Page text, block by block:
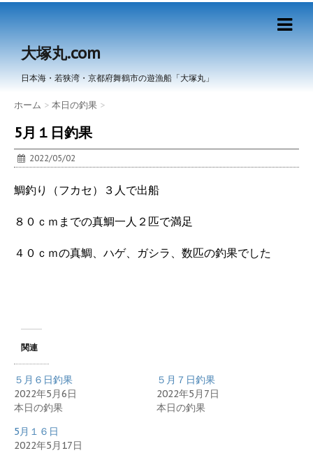
大塚丸.com
日本海・若狭湾・京都府舞鶴市の遊漁船「大塚丸」
ホーム > 本日の釣果 >
5月１日釣果
2022/05/02
鯛釣り（フカセ）３人で出船
８０ｃｍまでの真鯛一人２匹で満足
４０ｃｍの真鯛、ハゲ、ガシラ、数匹の釣果でした
関連
５月６日釣果
2022年5月6日
本日の釣果
５月７日釣果
2022年5月7日
本日の釣果
5月１６日
2022年5月17日